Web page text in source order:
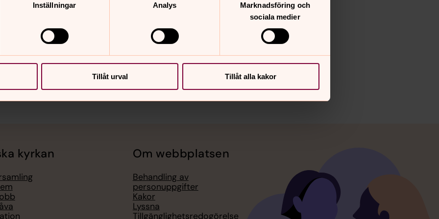
Inställningar Analys
Marknadsföring och
sociala medier
Tillåt urval Tillåt alla kakor
kyrkan Om webbplatsen
Behandling av
personuppgifter
Kakor
Lyssna
Tillgänglighetsredogörelse